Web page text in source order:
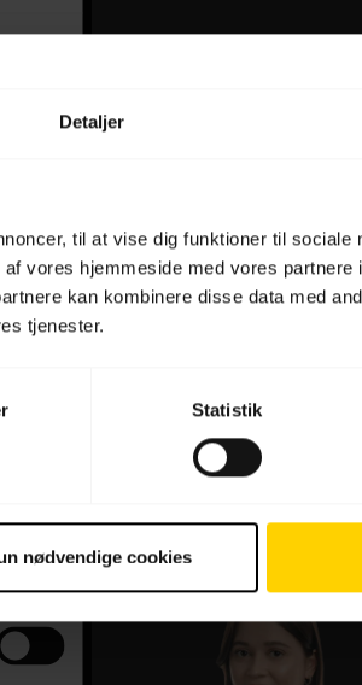
Detaljer
til at vise dig funktioner til sociale
vores hjemmeside med vores partnere
kan kombinere disse data med
tjenester.
Statistik
nødvendige cookies